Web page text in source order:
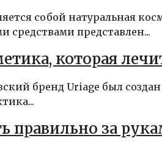
собой натуральная
средствами представлен...
которая
бренд Uriage был
правильно за